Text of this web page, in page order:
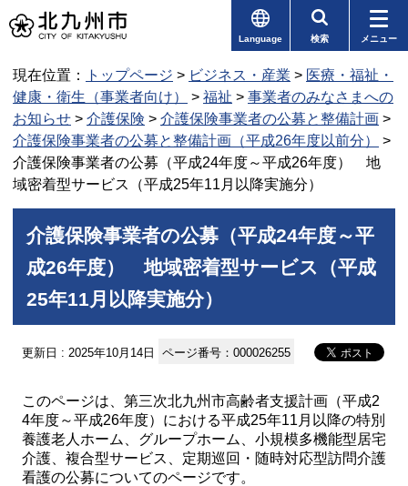
Language 検索 メニュー
現在位置： トップページ > ビジネス・産業 > 医療・福祉・
健康・衛生（事業者向け）
> 福祉 > 事業者のみなさまへの
お知らせ > 介護保険 > 介護保険事業者の公募と整備計画 >
介護保険事業者の公募と整備計画（平成26年度以前分）
>
介護保険事業者の公募（平成24年度～平成26年度） 地
域密着型サービス（平成25年11月以降実施分）
介護保険事業者の公募（平成24年度～平
成26年度） 地域密着型サービス（平成
25年11月以降実施分）
更新日 : 2025年10月14日 ページ番号：000026255
このページは、第三次北九州市高齢者支援計画（平成2
4年度～平成26年度）における平成25年11月以降の特別
養護老人ホーム、グループホーム、小規模多機能型居宅
介護、複合型サービス、定期巡回・随時対応型訪問介護
看護の公募についてのページです。